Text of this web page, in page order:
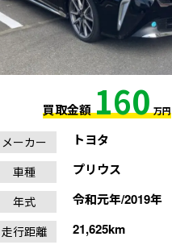
買取金額160 万円
メーカー トヨタ
車種 プリウス
年式 令和元年/2019年
走行距離 21,625km